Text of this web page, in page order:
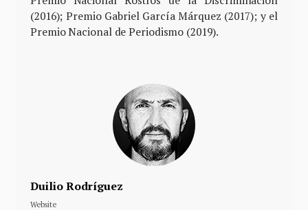
(2016); Premio Gabriel García Márquez (2017); y el
Premio Nacional de Periodismo (2019).
Duilio Rodríguez
Website